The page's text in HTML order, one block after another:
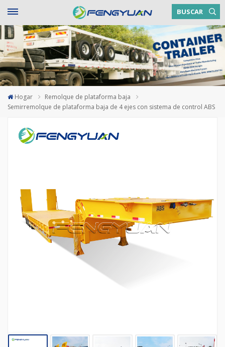
BUSCAR
Hogar
Remolque de plataforma baja
Semirremolque de plataforma baja de 4 ejes con sistema de control ABS